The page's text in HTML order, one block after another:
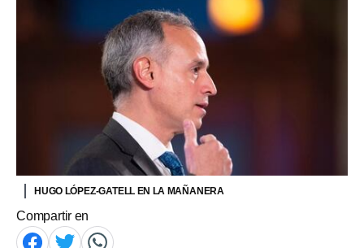
HUGO LÓPEZ-GATELL EN LA MAÑANERA
Compartir en